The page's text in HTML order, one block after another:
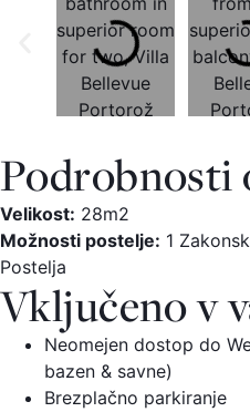
Podrobnosti
Velikost: 28m2
Možnosti postelje: 1
Postelja
Vključeno v
Neomejen dostop do
bazen & savne)
Brezplačno parkiranje